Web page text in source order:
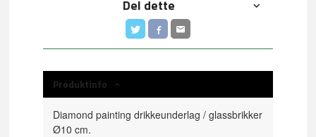
Del dette
Produktinfo
Diamond painting drikkeunderlag / glassbrikker
Ø10 cm.